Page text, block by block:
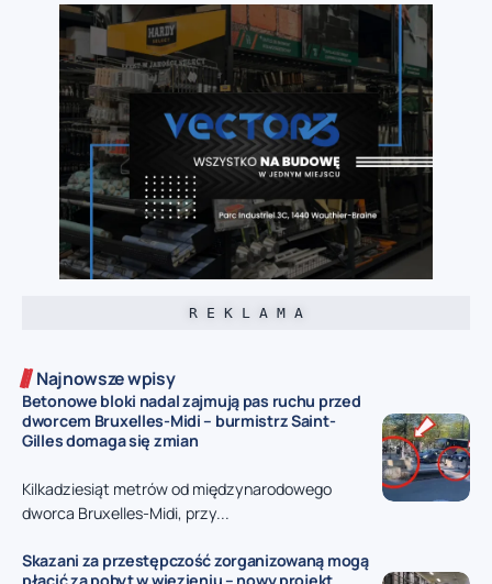
R E K L A M A
Najnowsze wpisy
Betonowe bloki nadal zajmują pas ruchu przed
dworcem Bruxelles-Midi – burmistrz Saint-
Gilles domaga się zmian
Kilkadziesiąt metrów od międzynarodowego
dworca Bruxelles-Midi, przy...
Skazani za przestępczość zorganizowaną mogą